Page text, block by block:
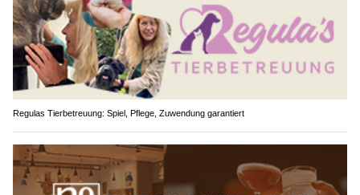
Regulas Tierbetreuung: Spiel, Pflege, Zuwendung garantiert